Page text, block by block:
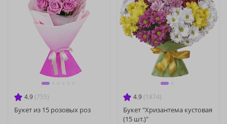
4.9 (755)
Букет из 15 розовых роз
4.9 (1874)
Букет "Хризантема кустовая
(15 шт.)"